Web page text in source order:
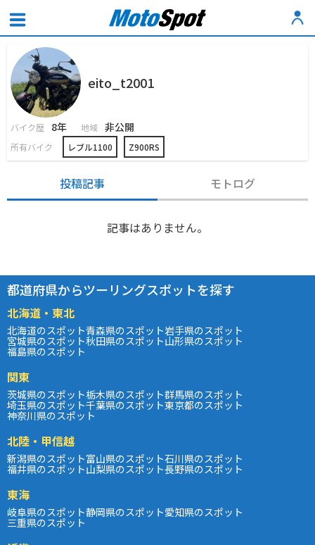
eito_t2001
バイク歴 8年 地域 非公開
所有バイク レブル1100 Z900RS
投稿記事 モトログ
記事はありません。
都道府県からツーリングスポットを探す
北海道・東北
北海道のスポット青森県のスポット岩手県のスポット
宮城県のスポット秋田県のスポット山形県のスポット
福島県のスポット
関東
茨城県のスポット栃木県のスポット群馬県のスポット
埼玉県のスポット千葉県のスポット東京都のスポット
神奈川県のスポット
北陸・甲信越
新潟県のスポット富山県のスポット石川県のスポット
福井県のスポット山梨県のスポット長野県のスポット
東海
岐阜県のスポット静岡県のスポット愛知県のスポット
三重県のスポット